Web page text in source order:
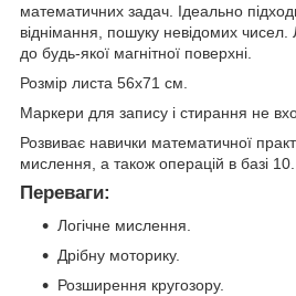
математичних задач. Ідеально
віднімання, пошуку невідомих
до будь-якої магнітної поверхні.
Розмір листа 56x71 см.
Маркери для запису і стирання не
Розвиває навички математичної
мислення, а також операцій в базі 10.
Переваги:
Логічне мислення.
Дрібну моторику.
Розширення кругозору.